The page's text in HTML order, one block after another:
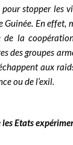
stopper les
Guinée. En
la
des groupes
aux
ou de l’exil.
Etats